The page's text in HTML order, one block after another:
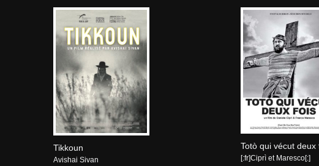
Tikkoun
Avishai Sivan
Totò qui vécut deux
[:fr]Ciprì et Maresco[:]